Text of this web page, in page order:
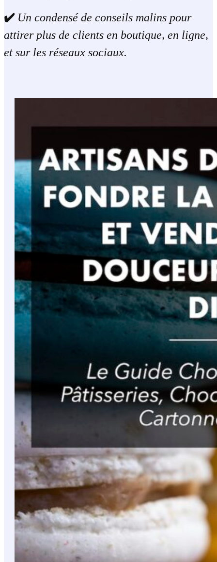
✔️ Un condensé de conseils malins pour
attirer plus de clients en boutique, en ligne,
et sur les réseaux sociaux.